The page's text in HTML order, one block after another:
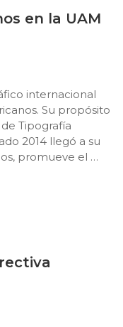
en la UAM
internacional
Su propósito
Tipografía
2014 llegó a su
promueve el …